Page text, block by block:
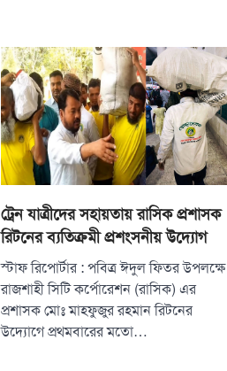
ট্রেন যাত্রীদের সহায়তায় রাসিক প্রশাসক
রিটনের ব্যতিক্রমী প্রশংসনীয় উদ্যোগ
স্টাফ রিপোর্টার : পবিত্র ঈদুল ফিতর উপলক্ষে
রাজশাহী সিটি কর্পোরেশন (রাসিক) এর
প্রশাসক মোঃ মাহফুজুর রহমান রিটনের
উদ্যোগে প্রথমবারের মতো…